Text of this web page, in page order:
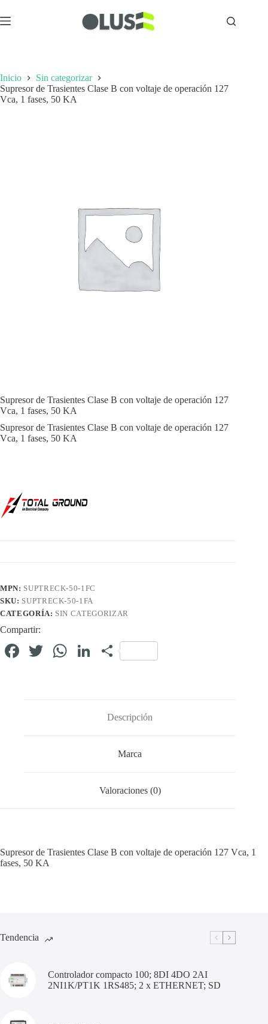
Inicio
Sin categorizar
Supresor de Trasientes Clase B con voltaje de operación 127
Vca, 1 fases, 50 KA
Supresor de Trasientes Clase B con voltaje de operación 127
Vca, 1 fases, 50 KA
Supresor de Trasientes Clase B con voltaje de operación 127
Vca, 1 fases, 50 KA
MPN: SUPTRECK-50-1FC
SKU: SUPTRECK-50-1FA
CATEGORÍA: SIN CATEGORIZAR
Compartir:
Fa T
W
Li
In
C
pa
rti
r
Descripción
Marca
Valoraciones (0)
Supresor de Trasientes Clase B con voltaje de operación 127 Vca, 1
fases, 50 KA
Tendencia
Controlador compacto 100; 8DI 4DO 2AI
2NI1K/PT1K 1RS485; 2 x ETHERNET; SD